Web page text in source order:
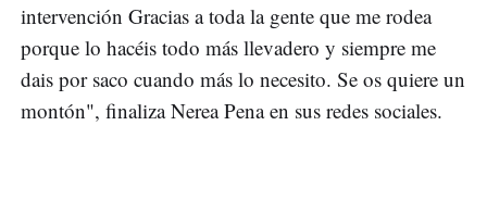
intervención Gracias a toda la gente que me rodea
porque lo hacéis todo más llevadero y siempre me
dais por saco cuando más lo necesito. Se os quiere un
montón", finaliza Nerea Pena en sus redes sociales.